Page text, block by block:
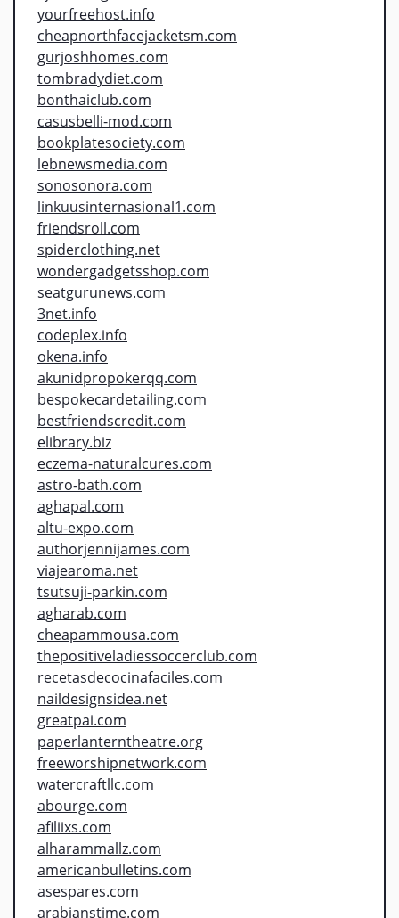
yourfreehost.info
cheapnorthfacejacketsm.com
gurjoshhomes.com
tombradydiet.com
bonthaiclub.com
casusbelli-mod.com
bookplatesociety.com
lebnewsmedia.com
sonosonora.com
linkuusinternasional1.com
friendsroll.com
spiderclothing.net
wondergadgetsshop.com
seatgurunews.com
3net.info
codeplex.info
okena.info
akunidpropokerqq.com
bespokecardetailing.com
bestfriendscredit.com
elibrary.biz
eczema-naturalcures.com
astro-bath.com
aghapal.com
altu-expo.com
authorjennijames.com
viajearoma.net
tsutsuji-parkin.com
agharab.com
cheapammousa.com
thepositiveladiessoccerclub.com
recetasdecocinafaciles.com
naildesignsidea.net
greatpai.com
paperlanterntheatre.org
freeworshipnetwork.com
watercraftllc.com
abourge.com
afiliixs.com
alharammallz.com
americanbulletins.com
asespares.com
arabianstime.com